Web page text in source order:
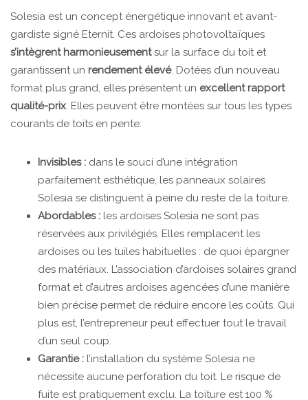
Solesia est un concept énergétique innovant et avant-
gardiste signé Eternit. Ces ardoises photovoltaïques
s’intègrent harmonieusementsur la surface du toit et
garantissent un rendement élevé. Dotées d’un nouveau
format plus grand, elles présentent un excellent rapport
qualité-prix. Elles peuvent être montées sur tous les types
courants de toits en pente.
Invisibles : dans le souci d’une intégration
parfaitement esthétique, les panneaux solaires
Solesia se distinguent à peine du reste de la toiture.
Abordables : les ardoises Solesia ne sont pas
réservées aux privilégiés. Elles remplacent les
ardoises ou les tuiles habituelles : de quoi épargner
des matériaux. L’association d’ardoises solaires grand
format et d’autres ardoises agencées d’une manière
bien précise permet de réduire encore les coûts. Qui
plus est, l’entrepreneur peut effectuer tout le travail
d’un seul coup.
Garantie : l’installation du système Solesia ne
nécessite aucune perforation du toit. Le risque de
fuite est pratiquement exclu. La toiture est 100 %